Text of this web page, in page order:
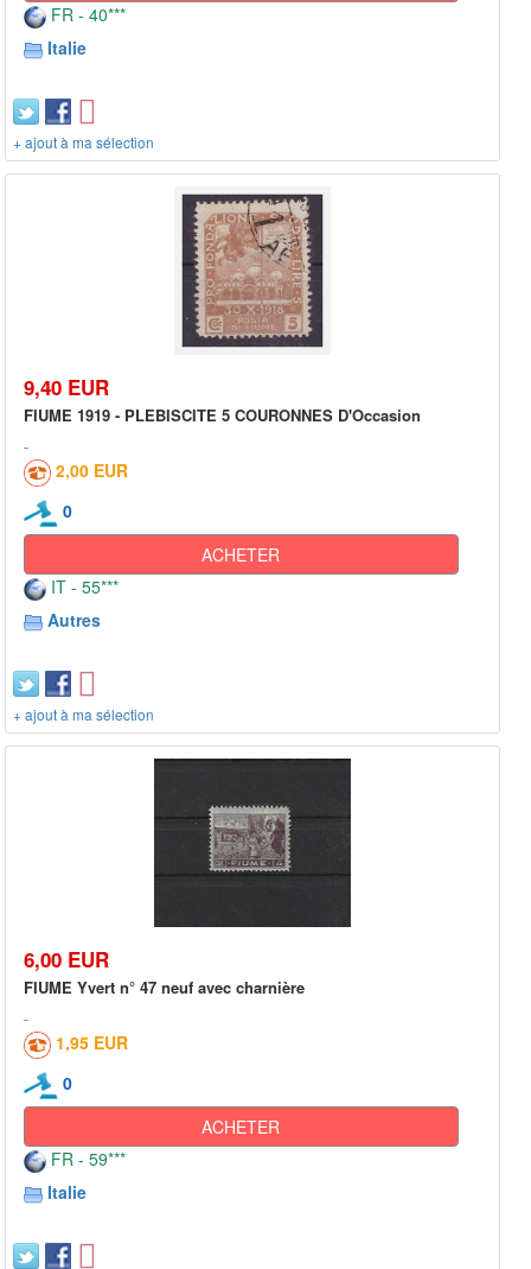
FR - 40***
Italie
+ ajout à ma sélection
9,40 EUR
FIUME 1919 - PLEBISCITE 5 COURONNES D'Occasion
2,00 EUR
0
ACHETER
IT - 55***
Autres
+ ajout à ma sélection
6,00 EUR
FIUME Yvert n° 47 neuf avec charnière
1,95 EUR
0
ACHETER
FR - 59***
Italie